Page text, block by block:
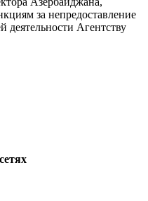
за непредоставление
Агентству